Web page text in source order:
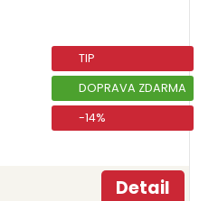
TIP
DOPRAVA ZDARMA
-14%
Detail